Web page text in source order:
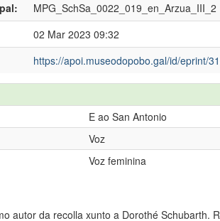
MPG_SchSa_0022_019_en_Arzua_III_2
02 Mar 2023 09:32
https://apoi.museodopobo.gal/id/eprint/
E ao San Antonio
Voz
Voz feminina
autor da recolla xunto a Dorothé Schubarth.